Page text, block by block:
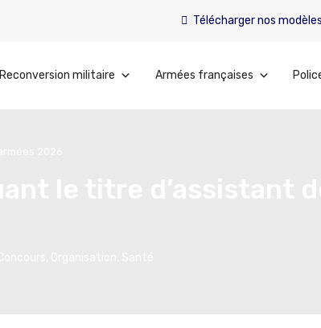
Télécharger nos modèles
Reconversion militaire Armées françaises